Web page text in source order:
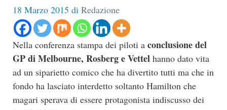
18 Marzo 2015 di Redazione
Nella conferenza stampa dei piloti a conclusione del
GP di Melbourne, Rosberg e Vettel hanno dato vita
ad un siparietto comico che ha divertito tutti ma che in
fondo ha lasciato interdetto soltanto Hamilton che
magari sperava di essere protagonista indiscusso dei